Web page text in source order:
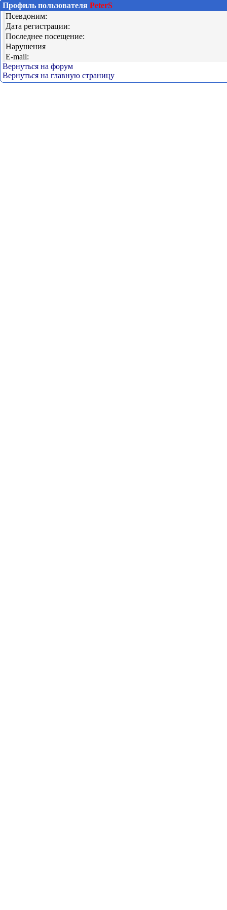
Профиль пользователя PeterS
Псевдоним:
Дата регистрации:
Последнее посещение:
Нарушения
E-mail:
Вернуться на форум
Вернуться на главную страницу